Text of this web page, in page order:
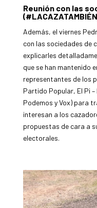
Reunión con las
Además, el viernes
con las sociedades de
explicarles
que se han mantenido
representantes de los
Partido Popular, El Pi –
Podemos y Vox) para
interesan a los
propuestas de cara a
electorales.